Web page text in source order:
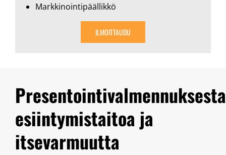
Markkinointipäällikkö
ILMOITTAUDU
Presentointivalmennuksesta
esiintymistaitoa ja
itsevarmuutta